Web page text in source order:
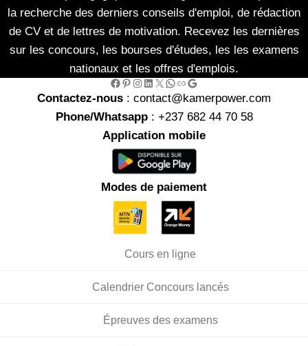
la recherche des derniers conseils d'emploi, de rédaction
de CV et de lettres de motivation. Recevez les dernières
sur les concours, les bourses d'études, les les examens
nationaux et les offres d'emplois.
Facebook Pinterest Instagram LinkedIn X WhatsApp Link Google
Contactez-nous : contact@kamerpower.com
Phone/Whatsapp: +237 682 44 70 58
Application mobile
Modes de paiement
Cours en ligne
Calendrier Concours lancés
Épreuves des examens